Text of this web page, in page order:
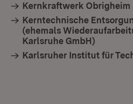
Kernkraftwerk Obrigheim
Kerntechnische
(ehemals
Karlsruhe GmbH)
Karlsruher Institut für